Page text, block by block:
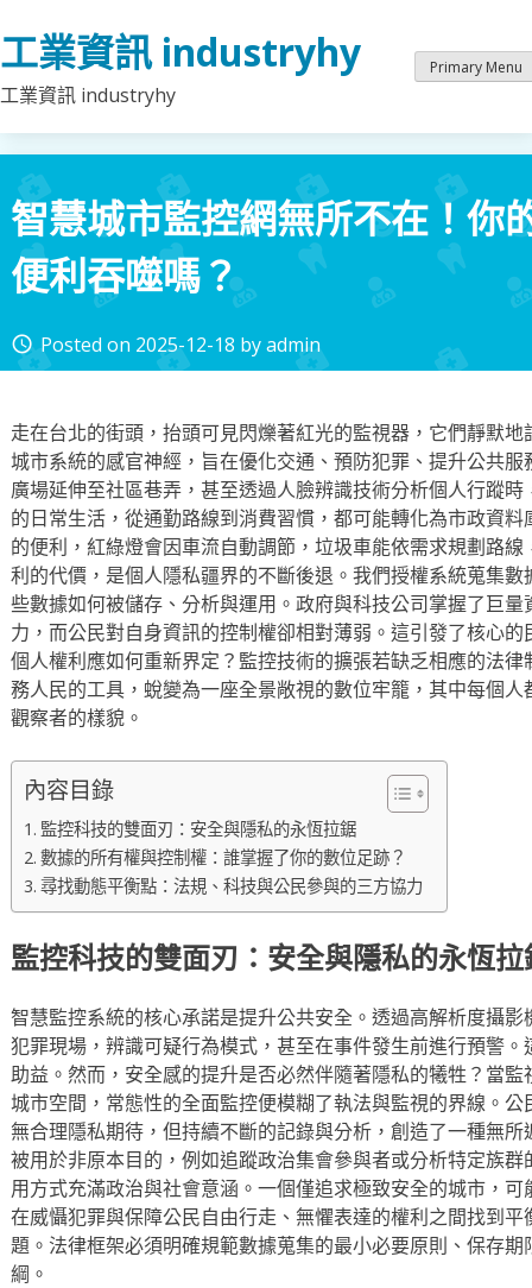
to
content
工業資訊 industryhy
工業資訊 industryhy
Primary Menu
智慧城市監控網無所不在！你
便利吞噬嗎？
access_time Posted on 2025-12-18 byadmin
走在台北的街頭，抬頭可見閃爍著紅光的監視器，它們靜默
城市系統的感官神經，旨在優化交通、預防犯罪、提升公共
廣場延伸至社區巷弄，甚至透過人臉辨識技術分析個人行蹤
的日常生活，從通勤路線到消費習慣，都可能轉化為市政資
的便利，紅綠燈會因車流自動調節，垃圾車能依需求規劃路
利的代價，是個人隱私疆界的不斷後退。我們授權系統蒐集
些數據如何被儲存、分析與運用。政府與科技公司掌握了巨
力，而公民對自身資訊的控制權卻相對薄弱。這引發了核心
個人權利應如何重新界定？監控技術的擴張若缺乏相應的法
務人民的工具，蛻變為一座全景敞視的數位牢籠，其中每個
觀察者的樣貌。
內容目錄
監控科技的雙面刃：安全與隱私的永恆拉鋸
數據的所有權與控制權：誰掌握了你的數位足跡？
尋找動態平衡點：法規、科技與公民參與的三方協力
監控科技的雙面刃：安全與隱私的永恆拉
智慧監控系統的核心承諾是提升公共安全。透過高解析度攝
犯罪現場，辨識可疑行為模式，甚至在事件發生前進行預警
助益。然而，安全感的提升是否必然伴隨著隱私的犧牲？當
城市空間，常態性的全面監控便模糊了執法與監視的界線。
無合理隱私期待，但持續不斷的記錄與分析，創造了一種無
被用於非原本目的，例如追蹤政治集會參與者或分析特定族
用方式充滿政治與社會意涵。一個僅追求極致安全的城市，
在威懾犯罪與保障公民自由行走、無懼表達的權利之間找到
題。法律框架必須明確規範數據蒐集的最小必要原則、保存
綱。